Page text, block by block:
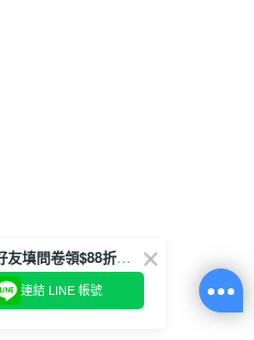
新好友填問卷領$88折扣金
連結 LINE 帳號